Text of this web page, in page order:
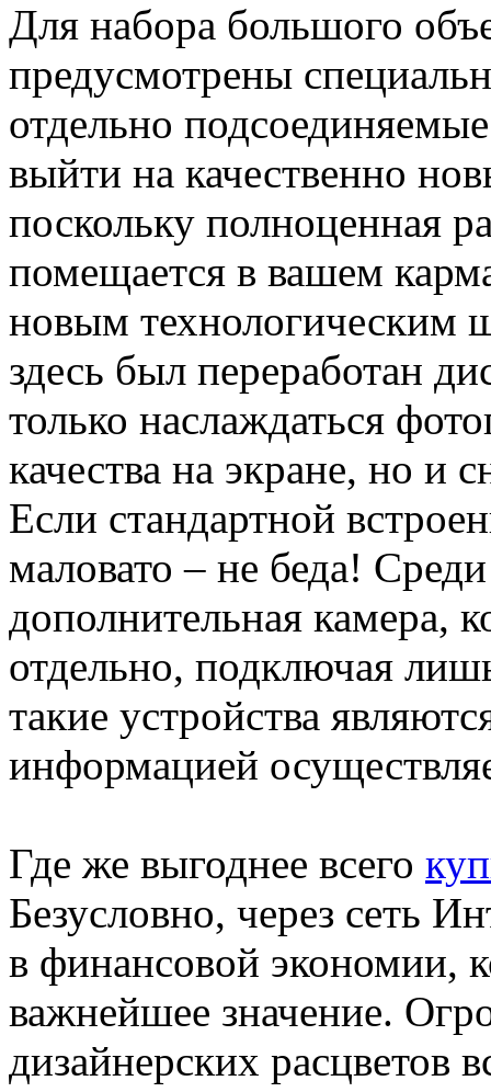
Для набора большого
предусмотрены
отдельно
выйти на качественно
поскольку полноценная
помещается в вашем
новым технологическим
здесь был переработан
только наслаждаться
качества на экране, но и
Если стандартной
маловато – не беда!
дополнительная камера,
отдельно, подключая
такие устройства
информацией
Где же выгоднее всего
Безусловно, через сеть
в финансовой экономии,
важнейшее значение.
дизайнерских расцветов